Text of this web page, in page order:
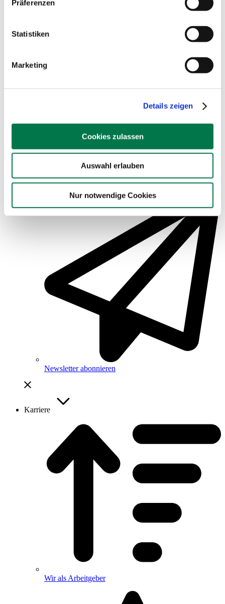
Präferenzen
Statistiken
Marketing
Details zeigen
Cookies zulassen
Auswahl erlauben
Nur notwendige Cookies
Newsletter abonnieren
Karriere
Wir als Arbeitgeber